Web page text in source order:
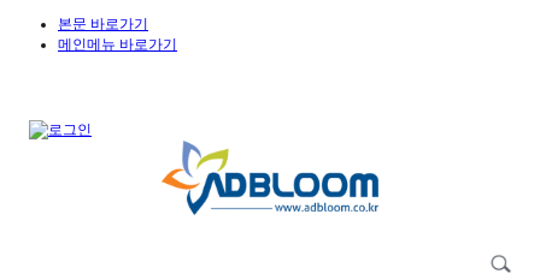
본문 바로가기
메인메뉴 바로가기